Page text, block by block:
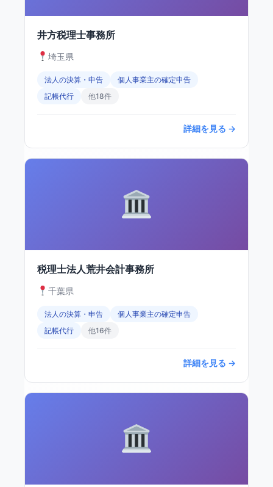
井方税理士事務所
埼玉県
法人の決算・申告
個人事業主の確定申告
記帳代行
他18件
詳細を見る →
税理士法人荒井会計事務所
千葉県
法人の決算・申告
個人事業主の確定申告
記帳代行
他16件
詳細を見る →